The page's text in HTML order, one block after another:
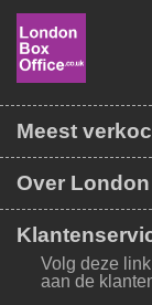
Meest
Over
Volg deze
aan de